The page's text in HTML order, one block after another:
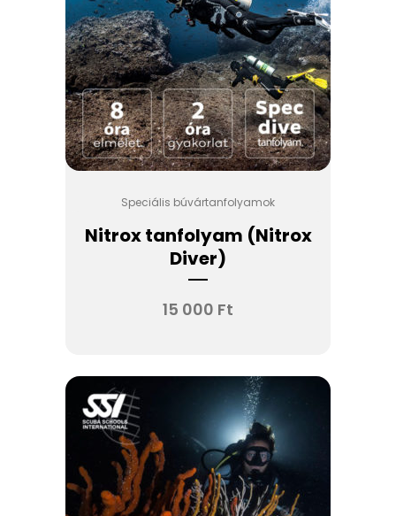
Speciális búvártanfolyamok
Nitrox tanfolyam (Nitrox
Diver)
15 000 Ft